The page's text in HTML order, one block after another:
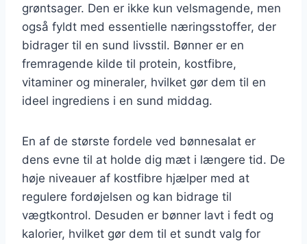
grøntsager. Den er ikke kun velsmagende, men
også fyldt med essentielle næringsstoffer, der
bidrager til en sund livsstil. Bønner er en
fremragende kilde til protein, kostfibre,
vitaminer og mineraler, hvilket gør dem til en
ideel ingrediens i en sund middag.
En af de største fordele ved bønnesalat er
dens evne til at holde dig mæt i længere tid. De
høje niveauer af kostfibre hjælper med at
regulere fordøjelsen og kan bidrage til
vægtkontrol. Desuden er bønner lavt i fedt og
kalorier, hvilket gør dem til et sundt valg for